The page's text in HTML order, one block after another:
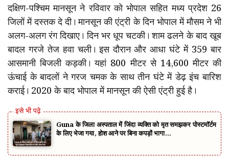
दक्षिण-पश्चिम मानसून ने रविवार को भोपाल सहित मध्य प्रदेश 26
जिलों में दस्तक दे दी। मानसून की एंट्री के दिन भोपाल में मौसम ने भी
अलग-अलग रंग दिखाए। दिन भर धूप चटकी। शाम ढलने के बाद खूब
बादल गरजे तेज हवा चली। इस दौरान और आधा घंटे में 359 बार
आसमानी बिजली कड़की। यहां 800 मीटर से 14,600 मीटर की
ऊंचाई के बादलों ने गरज चमक के साथ तीन घंटे में डेढ़ इंच बारिश
कराई। 2020 के बाद भोपाल में मानसून की ऐसी एंट्री हुई है।
Guna के जिला अस्पताल में जिंदा व्यक्ति को मृत समझकर पोस्टमॉर्टम
के लिए भेजा गया, होश आने पर बिना कपड़ों भागा…